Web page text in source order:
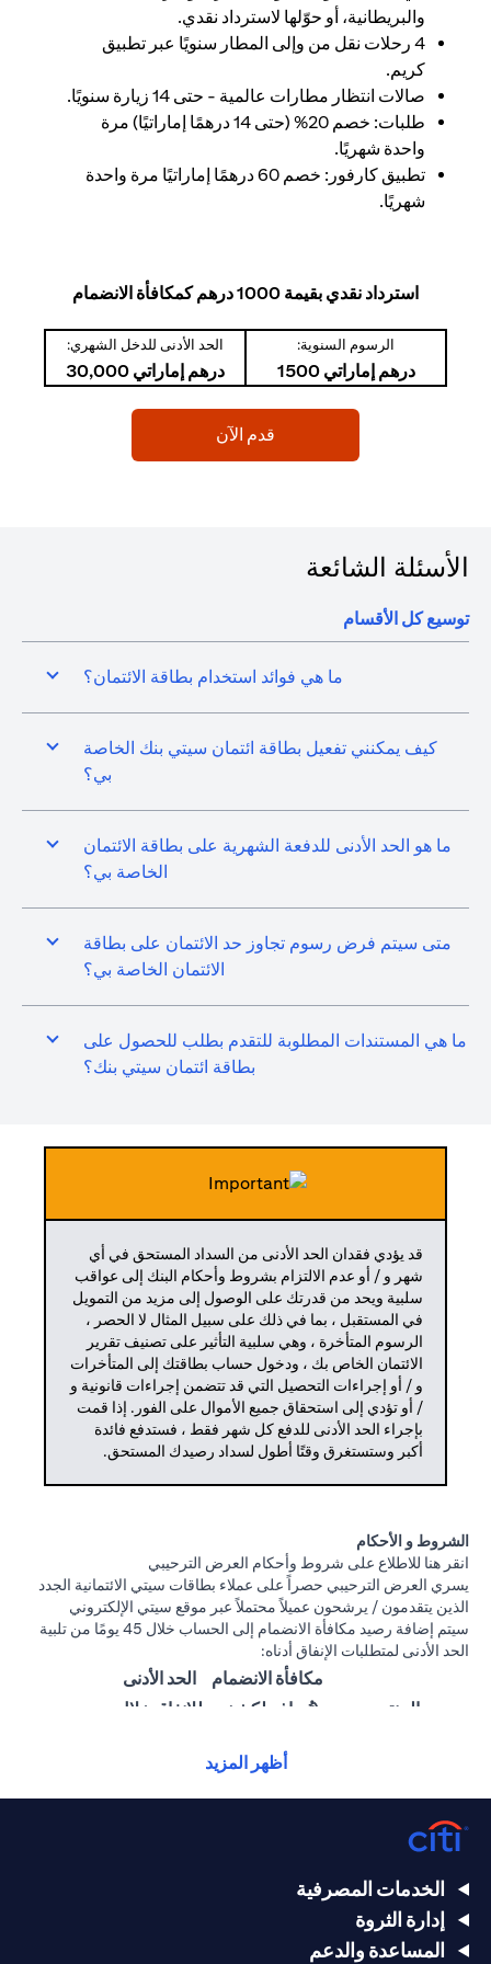
والبريطانية، أو حوّلها لاسترداد نقدي.
4 رحلات نقل من وإلى المطار سنويًا عبر تطبيق
كريم.
صالات انتظار مطارات عالمية - حتى 14 زيارة سنويًا.
طلبات: خصم 20% (حتى 14 درهمًا إماراتيًا) مرة
واحدة شهريًا.
تطبيق كارفور: خصم 60 درهمًا إماراتيًا مرة واحدة
شهريًا.
استرداد نقدي بقيمة 1000 درهم كمكافأة الانضمام
الرسوم السنوية:
درهم إماراتي 1500
الحد الأدنى للدخل الشهري:
درهم إماراتي 30,000
قدم الآن
الأسئلة الشائعة
توسيع كل الأقسام
ما هي فوائد استخدام بطاقة الائتمان؟
كيف يمكنني تفعيل بطاقة ائتمان سيتي بنك الخاصة
بي؟
ما هو الحد الأدنى للدفعة الشهرية على بطاقة الائتمان
الخاصة بي؟
متى سيتم فرض رسوم تجاوز حد الائتمان على بطاقة
الائتمان الخاصة بي؟
ما هي المستندات المطلوبة للتقدم بطلب للحصول على
بطاقة ائتمان سيتي بنك؟
قد يؤدي فقدان الحد الأدنى من السداد المستحق في أي
شهر و / أو عدم الالتزام بشروط وأحكام البنك إلى عواقب
سلبية ويحد من قدرتك على الوصول إلى مزيد من التمويل
في المستقبل ، بما في ذلك على سبيل المثال لا الحصر ،
الرسوم المتأخرة ، وهي سلبية التأثير على تصنيف تقرير
الائتمان الخاص بك ، ودخول حساب بطاقتك إلى المتأخرات
و / أو إجراءات التحصيل التي قد تتضمن إجراءات قانونية و
/ أو تؤدي إلى استحقاق جميع الأموال على الفور. إذا قمت
بإجراء الحد الأدنى للدفع كل شهر فقط ، فستدفع فائدة
أكبر وستستغرق وقتًا أطول لسداد رصيدك المستحق.
الشروط و الأحكام
انقر هنا للاطلاع على شروط وأحكام العرض الترحيبي
يسري العرض الترحيبي حصراً على عملاء بطاقات سيتي الائتمانية الجدد
الذين يتقدمون / يرشحون عميلاً محتملاً عبر موقع سيتي الإلكتروني
سيتم إضافة رصيد مكافأة الانضمام إلى الحساب خلال 45 يومًا من تلبية
الحد الأدنى لمتطلبات الإنفاق أدناه:
المنتج
مكافأة الانضمام
(تُضاف لكشف
الحد الأدنى
للإنفاق خلال
سيتي ألتيما
درهم
بطاقة سيتي
بريستيج الائتمانية
أظهر المزيد
الخدمات المصرفية
إدارة الثروة
المساعدة والدعم